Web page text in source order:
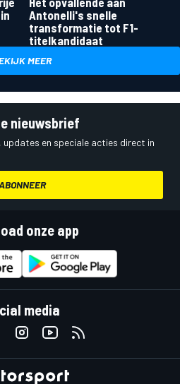
Antonelli's snelle
transformatie tot F1-
titelkandidaat
MEER
nieuwsbrief
en speciale acties direct in
onze app
media